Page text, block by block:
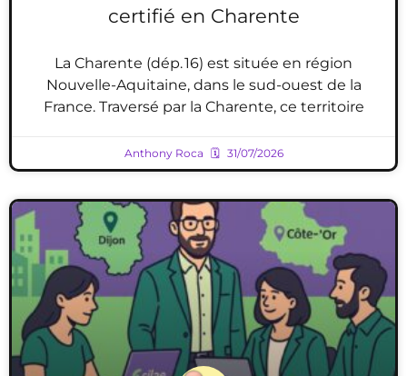
certifié en Charente
La Charente (dép. 16) est située en région
Nouvelle-Aquitaine, dans le sud-ouest de la
France. Traversé par la Charente, ce territoire
Anthony Roca 31/07/2026